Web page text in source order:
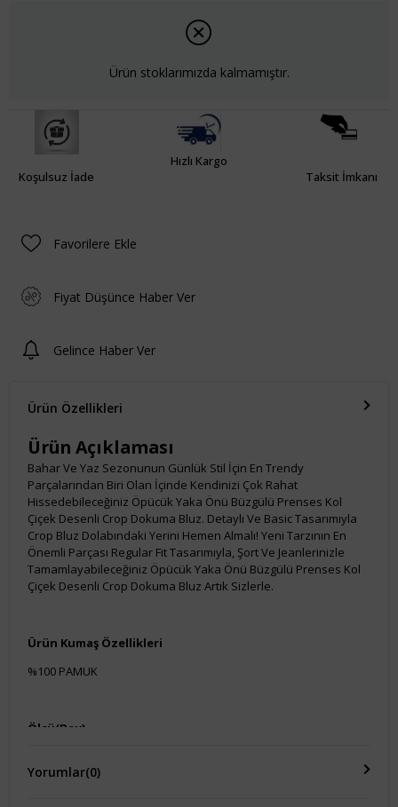
Ürün stoklarımızda kalmamıştır.
Koşulsuz İade
Hızlı Kargo
Taksit İmkanı
Favorilere Ekle
Fiyat Düşünce Haber Ver
Gelince Haber Ver
Ürün Özellikleri
Ürün Açıklaması
Bahar Ve Yaz Sezonunun Günlük Stil İçin En Trendy
Parçalarından Biri Olan İçinde Kendinizi Çok Rahat
Hissedebileceğiniz Öpücük Yaka Önü Büzgülü Prenses Kol
Çiçek Desenli Crop Dokuma Bluz. Detaylı Ve Basic Tasarımıyla
Crop Bluz Dolabındaki Yerini Hemen Almalı! Yeni Tarzının En
Önemli Parçası Regular Fit Tasarımıyla, Şort Ve Jeanlerinizle
Tamamlayabileceğiniz Öpücük Yaka Önü Büzgülü Prenses Kol
Çiçek Desenli Crop Dokuma Bluz Artık Sizlerle.
Ürün Kumaş Özellikleri
%100 PAMUK
Ölçü(Boy)
Yorumlar(0)